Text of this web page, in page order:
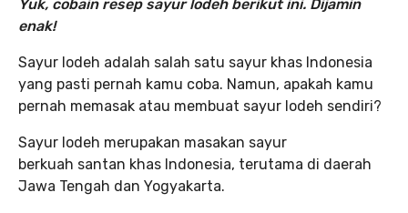
Yuk, cobain resep sayur lodeh berikut ini. Dijamin
enak!
Sayur lodeh adalah salah satu sayur khas Indonesia
yang pasti pernah kamu coba. Namun, apakah kamu
pernah memasak atau membuat sayur lodeh sendiri?
Sayur lodeh merupakan masakan sayur
berkuah santan khas Indonesia, terutama di daerah
Jawa Tengah dan Yogyakarta.